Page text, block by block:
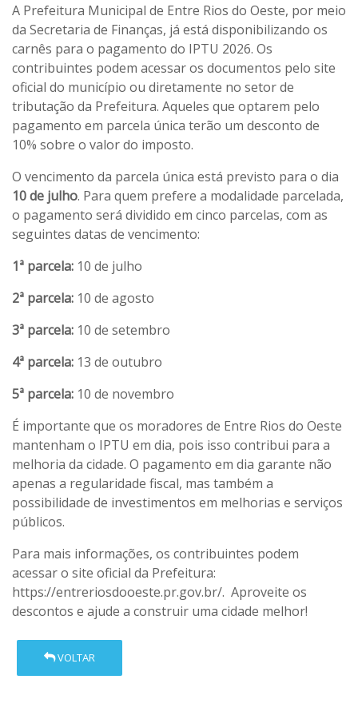
A Prefeitura Municipal de Entre Rios do Oeste, por meio
da Secretaria de Finanças, já está disponibilizando os
carnês para o pagamento do IPTU 2026. Os
contribuintes podem acessar os documentos pelo site
oficial do município ou diretamente no setor de
tributação da Prefeitura. Aqueles que optarem pelo
pagamento em parcela única terão um desconto de
10% sobre o valor do imposto.
O vencimento da parcela única está previsto para o dia
10 de julho. Para quem prefere a modalidade parcelada,
o pagamento será dividido em cinco parcelas, com as
seguintes datas de vencimento:
1ª parcela: 10 de julho
2ª parcela: 10 de agosto
3ª parcela: 10 de setembro
4ª parcela: 13 de outubro
5ª parcela: 10 de novembro
É importante que os moradores de Entre Rios do Oeste
mantenham o IPTU em dia, pois isso contribui para a
melhoria da cidade. O pagamento em dia garante não
apenas a regularidade fiscal, mas também a
possibilidade de investimentos em melhorias e serviços
públicos.
Para mais informações, os contribuintes podem
acessar o site oficial da Prefeitura:
https://entreriosdooeste.pr.gov.br/. Aproveite os
descontos e ajude a construir uma cidade melhor!
VOLTAR